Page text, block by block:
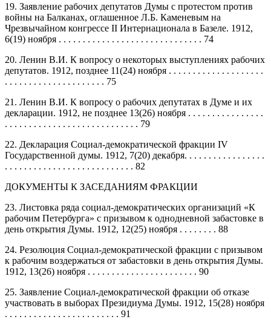
19. Заявление рабочих депутатов Думы с протестом против
войны на Балканах, оглашенное Л.Б. Каменевым на
Чрезвычайном конгрессе II Интернационала в Базеле. 1912,
6(19) ноября . . . . . . . . . . . . . . . . . . . . . . . . . . . . . . 74
20. Ленин В.И. К вопросу о некоторых выступлениях рабочих
депутатов. 1912, позднее 11(24) ноября . . . . . . . . . . . . . . . . . . . .
. . . . . . . . . . . . . . . . . . . . . 75
21. Ленин В.И. К вопросу о рабочих депутатах в Думе и их
декларации. 1912, не позднее 13(26) ноября . . . . . . . . . . . . . . . .
. . . . . . . . . . . . . . . . . . . . . . . . . . . . 79
22. Декларация Социал-демократической фракции IV
Государственной думы. 1912, 7(20) декабря. . . . . . . . . . . . . . . . .
. . . . . . . . . . . . . . . . . . . . . . . . . . . 82
ДОКУМЕНТЫ К ЗАСЕДАНИЯМ ФРАКЦИИ
23. Листовка ряда социал-демократических организаций «К
рабочим Петербурга» с призывом к однодневной забастовке в
день открытия Думы. 1912, 12(25) ноября . . . . . . . . 88
24. Резолюция Социал-демократической фракции с призывом
к рабочим воздержаться от забастовки в день открытия Думы.
1912, 13(26) ноября . . . . . . . . . . . . . . . . . . . . . . . 90
25. Заявление Социал-демократической фракции об отказе
участвовать в выборах Президиума Думы. 1912, 15(28) ноября
. . . . . . . . . . . . . . . . . . . . . . . . 91